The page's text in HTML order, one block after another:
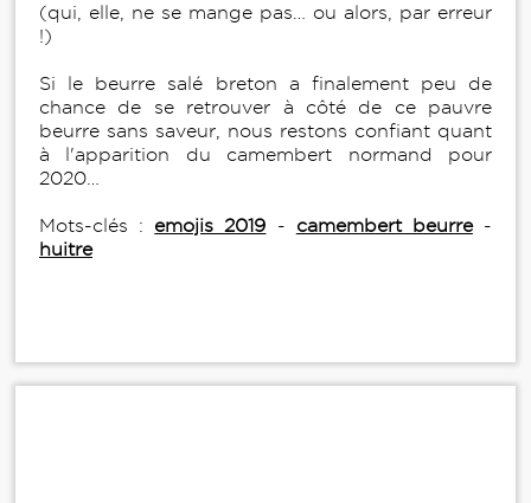
(qui, elle, ne se mange pas… ou alors, par erreur
!)
Si le beurre salé breton a finalement peu de
chance de se retrouver à côté de ce pauvre
beurre sans saveur, nous restons confiant quant
à l'apparition du camembert normand pour
2020…
Mots-clés : emojis 2019 - camembert beurre-
huitre